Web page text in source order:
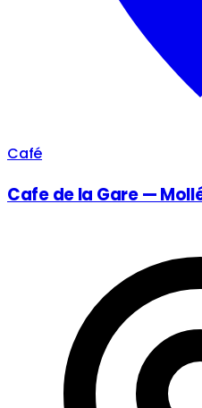
Café
Cafe de la Gare —